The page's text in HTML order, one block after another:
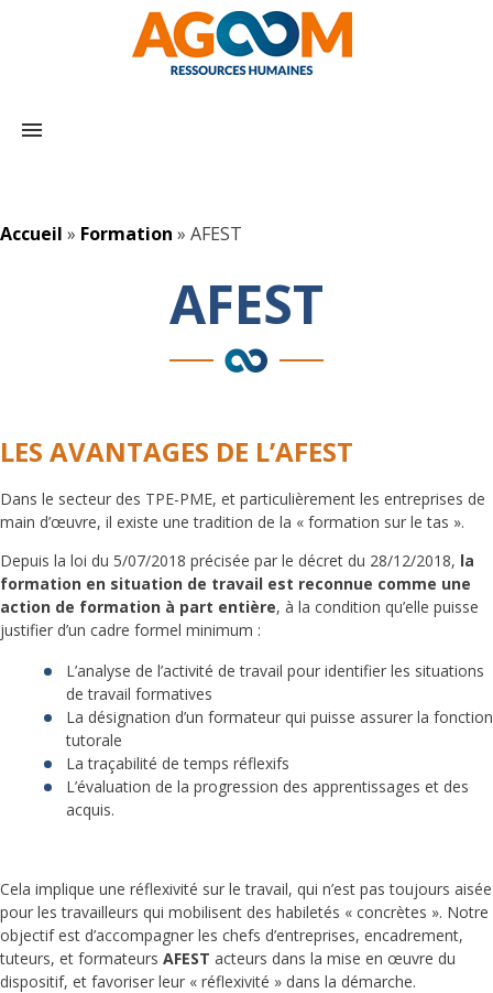
menu
Accueil » Formation » AFEST
AFEST
LES AVANTAGES DE L’AFEST
Dans le secteur des TPE-PME, et particulièrement les entreprises de
main d’œuvre, il existe une tradition de la « formation sur le tas ».
Depuis la loi du 5/07/2018 précisée par le décret du 28/12/2018, la
formation en situation de travail est reconnue comme une
action de formation à part entière, à la condition qu’elle puisse
justifier d’un cadre formel minimum :
L’analyse de l’activité de travail pour identifier les situations
de travail formatives
La désignation d’un formateur qui puisse assurer la fonction
tutorale
La traçabilité de temps réflexifs
L’évaluation de la progression des apprentissages et des
acquis.
Cela implique une réflexivité sur le travail, qui n’est pas toujours aisée
pour les travailleurs qui mobilisent des habiletés « concrètes ». Notre
objectif est d’accompagner les chefs d’entreprises, encadrement,
tuteurs, et formateurs AFEST acteurs dans la mise en œuvre du
dispositif, et favoriser leur « réflexivité » dans la démarche.